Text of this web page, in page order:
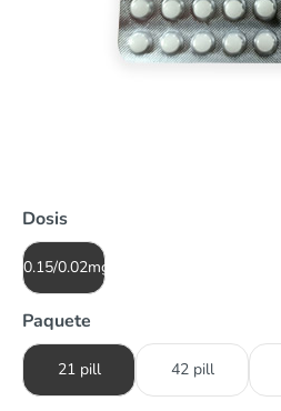
Dosis
0.15/0.02mg
Paquete
21 pill 42 pill